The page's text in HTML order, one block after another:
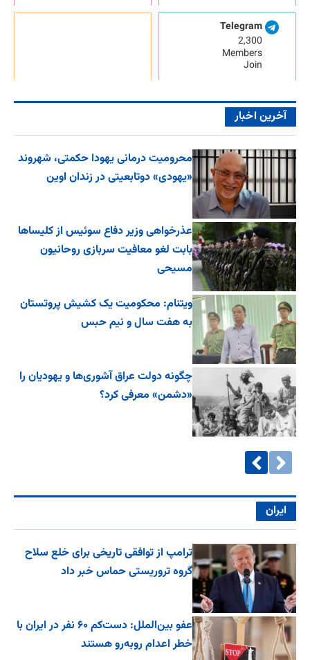
Telegram
2,300
Members
Join
آخرین اخبار
محرومیت درمانی یهودا حکمتی، شهروند
«یهودی» دوتابعیتی در زندان اوین
عذرخواهی وزیر دفاع سوئیس از کلیساها
بابت لغو معافیت سربازی روحانیون
مسیحی
ویتنام: محکومیت یک کشیش پروتستان
به هفت سال و نیم حبس
چگونه دولت عراق آشوری‌ها و یهودیان را
«دشمن» معرفی کرد؟
ایران
ترامپ از توافقی تاریخی برای خلع ‌سلاح
گروه تروریستی حماس خبر داد
عفو بین‌الملل: دست‌کم ۶۰ نفر در ایران با
خطر اعدام روبه‌رو هستند